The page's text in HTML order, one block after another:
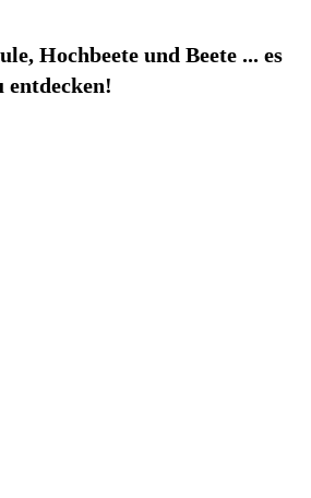
Hochbeete und Beete ... es
entdecken!